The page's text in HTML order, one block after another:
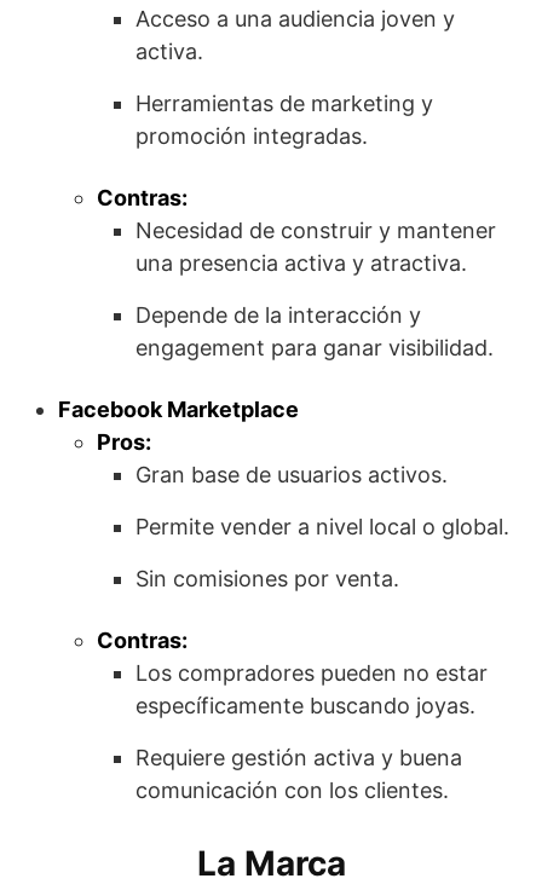
Acceso a una audiencia joven y
activa.
Herramientas de marketing y
promoción integradas.
Contras:
Necesidad de construir y mantener
una presencia activa y atractiva.
Depende de la interacción y
engagement para ganar visibilidad.
Facebook Marketplace
Pros:
Gran base de usuarios activos.
Permite vender a nivel local o global.
Sin comisiones por venta.
Contras:
Los compradores pueden no estar
específicamente buscando joyas.
Requiere gestión activa y buena
comunicación con los clientes.
La Marca